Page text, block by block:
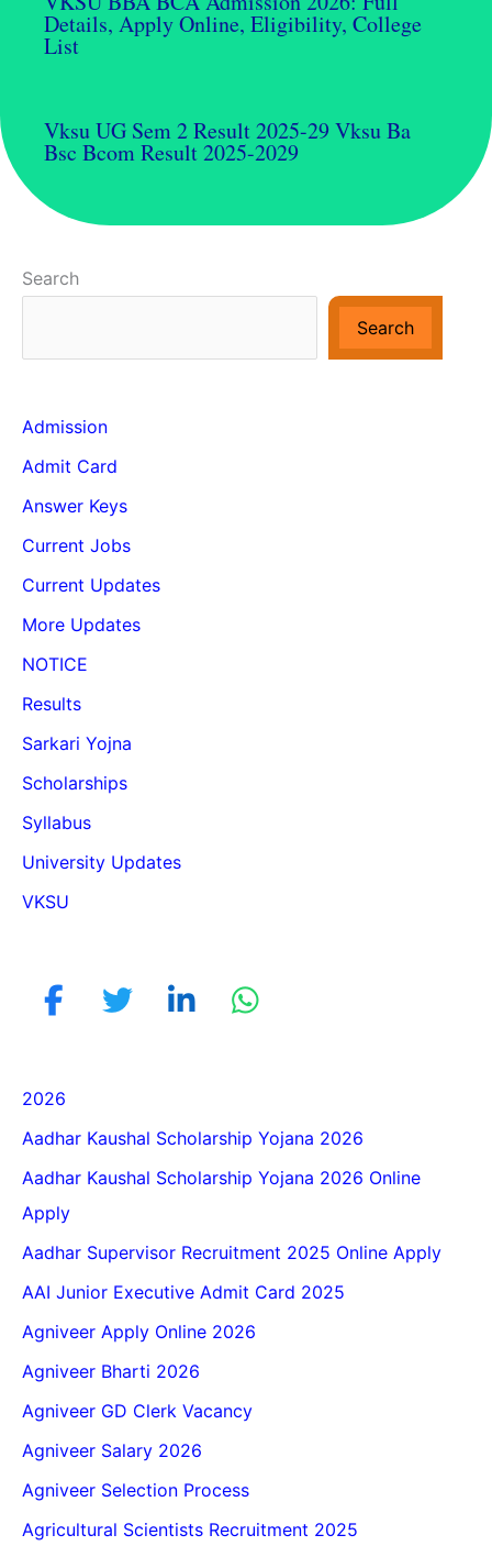
Details, Apply Online, Eligibility, College
List
Vksu UG Sem 2 Result 2025-29 Vksu Ba
Bsc Bcom Result 2025-2029
Search
Search
Admission
Admit Card
Answer Keys
Current Jobs
Current Updates
More Updates
NOTICE
Results
Sarkari Yojna
Scholarships
Syllabus
University Updates
VKSU
2026
Aadhar Kaushal Scholarship Yojana 2026
Aadhar Kaushal Scholarship Yojana 2026 Online
Apply
Aadhar Supervisor Recruitment 2025 Online Apply
AAI Junior Executive Admit Card 2025
Agniveer Apply Online 2026
Agniveer Bharti 2026
Agniveer GD Clerk Vacancy
Agniveer Salary 2026
Agniveer Selection Process
Agricultural Scientists Recruitment 2025